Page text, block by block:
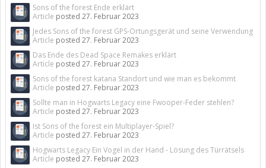
Sons of the forest Ende erklärt
Article posted 27. Februar 2023
Jedes Sons of the forest GPS-Ortungsgerät und seine Verwendung
Article posted 27. Februar 2023
Das Ende des Dead Space Remakes erklärt
Article posted 27. Februar 2023
Sons of the forest katana Standort und wie man es bekommt
Article posted 27. Februar 2023
Sollte man in Hogwarts Legacy eine Fwooper-Feder stehlen?
Article posted 27. Februar 2023
Ist Sons of the forest ein Multiplayer-Spiel?
Article posted 27. Februar 2023
Hogwarts Legacy Ein Vogel in der Hand - Lösung des Türrätsels
Article posted 27. Februar 2023